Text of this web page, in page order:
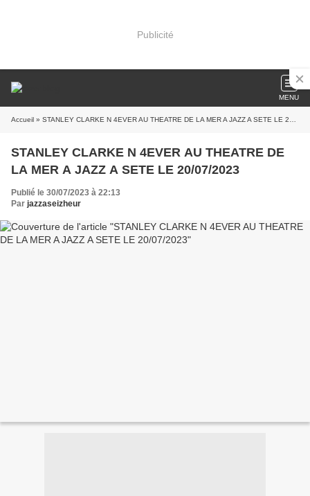
Publicité
MENU
Accueil » STANLEY CLARKE N 4EVER AU THEATRE DE LA MER A JAZZ A SETE LE 20/07/2023
STANLEY CLARKE N 4EVER AU THEATRE DE
LA MER A JAZZ A SETE LE 20/07/2023
Publié le 30/07/2023 à 22:13
Par jazzaseizheur